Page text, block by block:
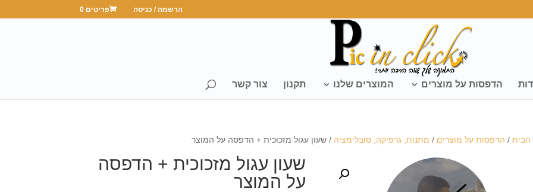
הרשמה / כניסה פריטים 0
הדפסות על מוצרים המוצרים שלנו תקנון צור קשר
הבית/ הדפסות על מוצרים / מתנות, גרפיקה, סובלימציה / שעון עגול מזכוכית + הדפסה על המוצר
שעון עגול מזכוכית + הדפסה
על המוצר